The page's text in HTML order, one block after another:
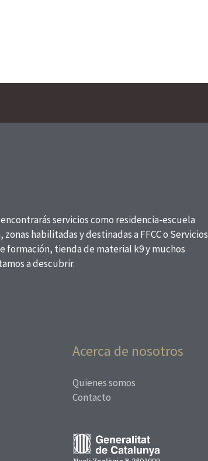
servicios como residencia-escuela
habilitadas y destinadas a FFCC o Servicios
formación, tienda de material k9 y muchos
a descubrir.
Acerca de nosotros
Quienes somos
Contacto